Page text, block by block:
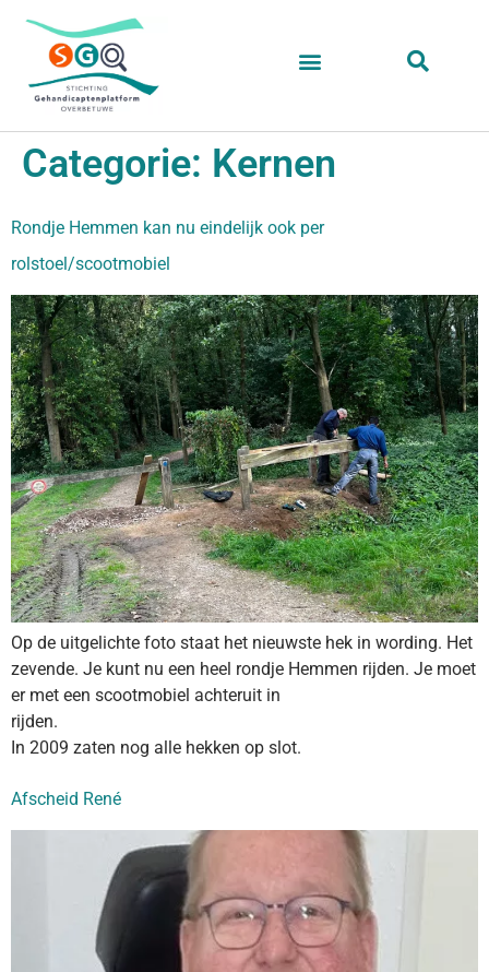
Categorie: Kernen
Rondje Hemmen kan nu eindelijk ook per
rolstoel/scootmobiel
Op de uitgelichte foto staat het nieuwste hek in wording. Het
zevende. Je kunt nu een heel rondje Hemmen rijden. Je moet
er met een scootmobiel achteruit in
rijden.
In 2009 zaten nog alle hekken op slot.
Afscheid René